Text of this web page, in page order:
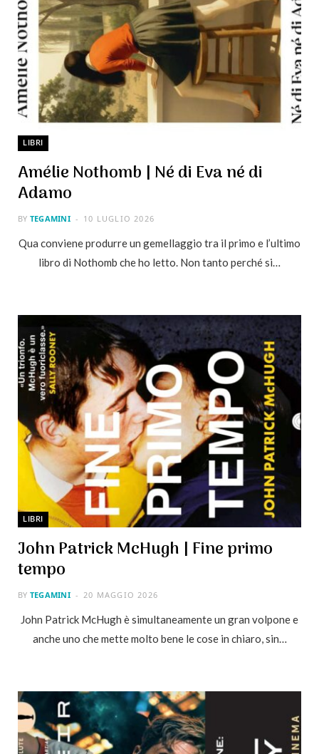
LIBRI
Amélie Nothomb | Né di Eva né di
Adamo
BY TEGAMINI 10 LUGLIO 2026
Qua conviene produrre un gemellaggio tra il primo e l’ultimo
libro di Nothomb che ho letto. Non tanto perché si…
LIBRI
John Patrick McHugh | Fine primo
tempo
BY TEGAMINI 20 MAGGIO 2026
John Patrick McHugh è simultaneamente un gran volpone e
anche uno che mette molto bene le cose in chiaro, sin…